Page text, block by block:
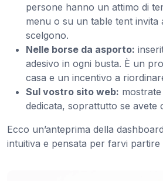
persone hanno un attimo di
menu o su un table tent invita
scelgono.
Nelle borse da asporto:
adesivo in ogni busta. È un
casa e un incentivo a
Sul vostro sito web:
dedicata, soprattutto se avete
Ecco un’anteprima della
intuitiva e pensata per farvi partire